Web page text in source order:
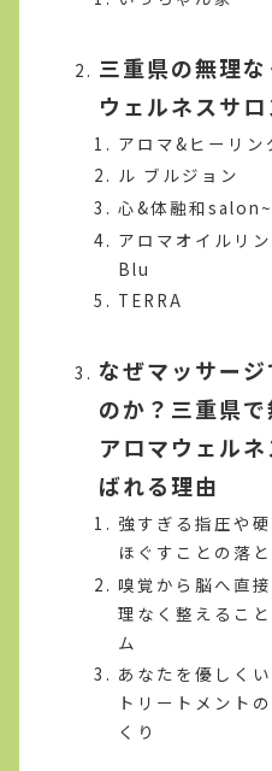
三重県の無理
ウェルネスサ
アロマ&ヒーリン
ル ブルジョン
心&体融和
アロマオイルリ
Blu
TERRA
なぜマッサー
のか？三重県
アロマウェル
ばれる理由
強すぎる指圧や
ほぐすことの落
嗅覚から脳へ直
理なく整えるこ
ム
あなたを優しく
トリートメント
くり